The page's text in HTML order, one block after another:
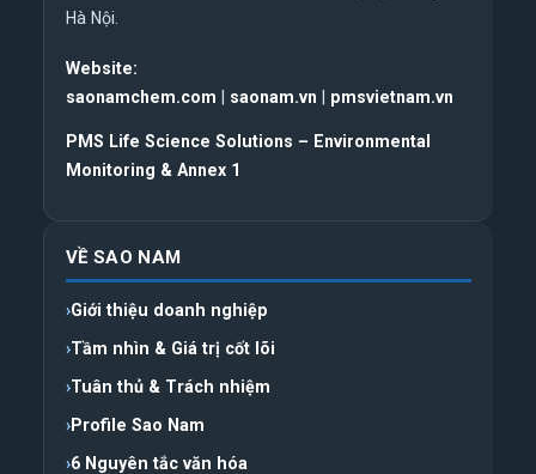
Hà Nội.
Website:
saonamchem.com
saonam.vn pmsvietnam.vn
PMS Life Science Solutions – Environmental
Monitoring & Annex 1
VỀ SAO NAM
Giới thiệu doanh nghiệp
Tầm nhìn & Giá trị cốt lõi
Tuân thủ & Trách nhiệm
Profile Sao Nam
6 Nguyên tắc văn hóa